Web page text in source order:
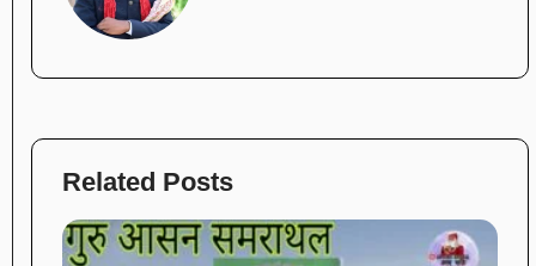
Related Posts